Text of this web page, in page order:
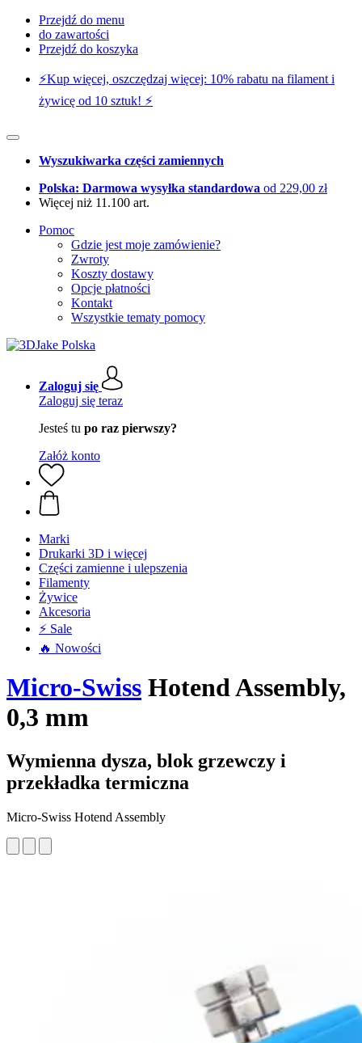
Przejdź do menu
do zawartości
Przejdź do koszyka
⚡️Kup więcej, oszczędzaj więcej: 10% rabatu na filament i
żywicę od 10 sztuk! ⚡️
Wyszukiwarka części zamiennych
Polska: Darmowa wysyłka standardowa od 229,00 zł
Więcej niż 11.100 art.
Pomoc
Gdzie jest moje zamówienie?
Zwroty
Koszty dostawy
Opcje płatności
Kontakt
Wszystkie tematy pomocy
Zaloguj się
Zaloguj się teraz
Jesteś tu po raz pierwszy?
Załóż konto
Marki
Drukarki 3D i więcej
Części zamienne i ulepszenia
Filamenty
Żywice
Akcesoria
⚡ Sale
🔥 Nowości
Micro-Swiss Hotend Assembly,
0,3 mm
Wymienna dysza, blok grzewczy i
przekładka termiczna
Micro-Swiss Hotend Assembly